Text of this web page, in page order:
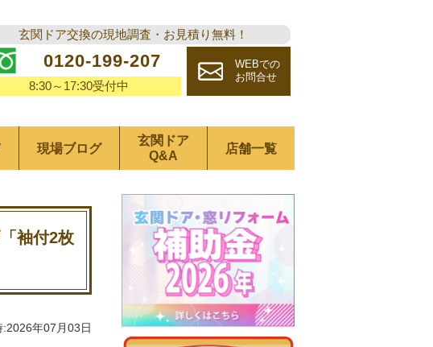
玄関ドア交換の現地調査・お見積り無料！
0120-199-207
8:30～17:30受付中
WEBでの
お問合せ
現場ブログ
玄関ドア
Q&A
店舗一覧
袖付2枚
:2026年07月03日